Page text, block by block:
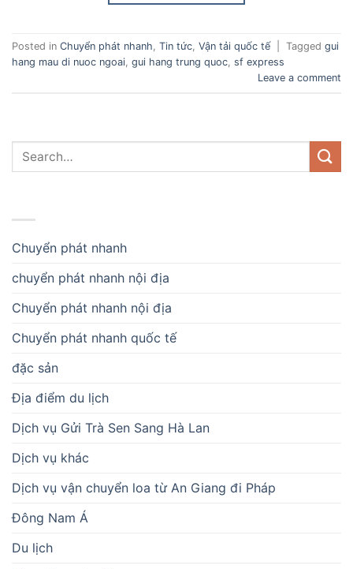
Posted in Chuyển phát nhanh, Tin tức, Vận tải quốc tế Tagged gui
hang mau di nuoc ngoai, gui hang trung quoc, sf express
Leave a comment
Chuyển phát nhanh
chuyển phát nhanh nội địa
Chuyển phát nhanh nội địa
Chuyển phát nhanh quốc tế
đặc sản
Địa điểm du lịch
Dịch vụ Gửi Trà Sen Sang Hà Lan
Dịch vụ khác
Dịch vụ vận chuyển loa từ An Giang đi Pháp
Đông Nam Á
Du lịch